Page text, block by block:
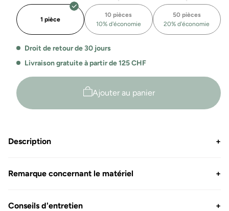
T-
Shirt
Damon
Shirt
Damon
1 pièce
10 pièces
10% d'économie
50 pièces
20% d'économie
Droit de retour de 30 jours
Livraison gratuite à partir de 125 CHF
Ajouter au panier
Description +
Remarque concernant le matériel +
Conseils d'entretien +